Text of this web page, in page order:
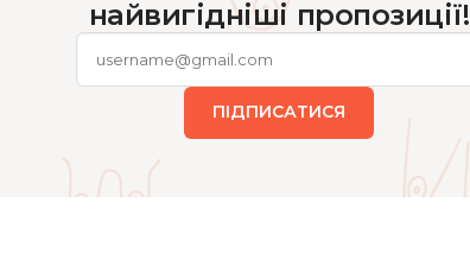
найвигідніші пропозиції!
ПІДПИСАТИСЯ